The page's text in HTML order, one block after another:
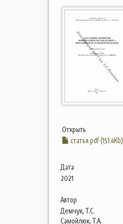
Открыть
статья.pdf (151.4Kb)
Дата
2021
Автор
Демчук, Т.С.
Самойлюк, Т.А.